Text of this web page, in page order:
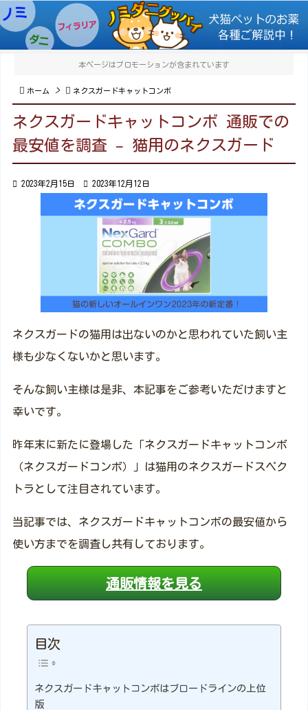

メニュ


本ページはプロモーションが含まれています
 ホーム >  ネクスガードキャットコンボ
ネクスガードキャットコンボ 通販での
最安値を調査 – 猫用のネクスガード
 2023年2月15日  2023年12月12日
ネクスガードの猫用は出ないのかと思われていた飼い主
様も少なくないかと思います。
そんな飼い主様は是非、本記事をご参考いただけますと
幸いです。
昨年末に新たに登場した「ネクスガードキャットコンボ
（ネクスガードコンボ）」は猫用のネクスガードスペク
トラとして注目されています。
当記事では、ネクスガードキャットコンボの最安値から
使い方までを調査し共有しております。
通販情報を見る
目次
ネクスガードキャットコンボはブロードラインの上位
版